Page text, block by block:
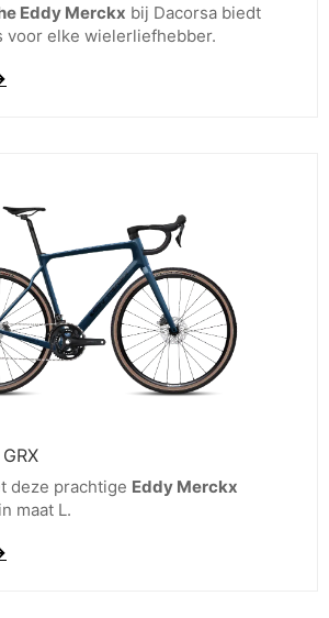
Eddy Merckx bij Dacorsa biedt
voor elke wielerliefhebber.
deze prachtige Eddy Merckx
in maat L.